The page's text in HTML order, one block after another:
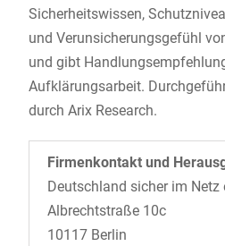
Sicherheitswissen,
und Verunsicherungsgefühl
und gibt
Aufklärungsarbeit.
durch Arix Research.
Firmenkontakt und
Deutschland sicher im Netz
Albrechtstraße 10c
10117 Berlin